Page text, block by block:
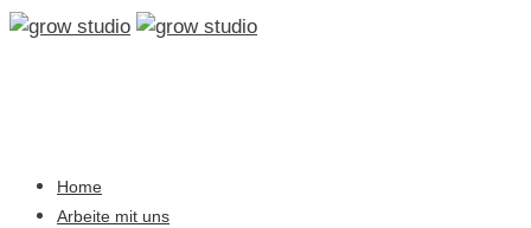
Home
Arbeite mit uns